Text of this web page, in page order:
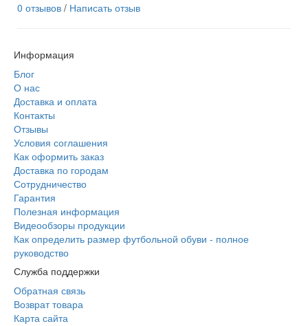
0 отзывов / Написать отзыв
Информация
Блог
О нас
Доставка и оплата
Контакты
Отзывы
Условия соглашения
Как оформить заказ
Доставка по городам
Сотрудничество
Гарантия
Полезная информация
Видеообзоры продукции
Как определить размер футбольной обуви - полное
руководство
Служба поддержки
Обратная связь
Возврат товара
Карта сайта